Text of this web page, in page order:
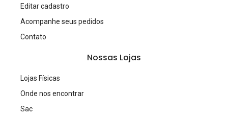
Editar cadastro
Acompanhe seus pedidos
Contato
Nossas Lojas
Lojas Físicas
Onde nos encontrar
Sac